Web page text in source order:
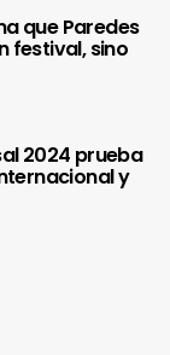
que Paredes
festival, sino
2024 prueba
y